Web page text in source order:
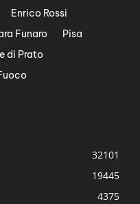
Enrico Rossi
Funaro
Pisa
di Prato
32101
19445
4375